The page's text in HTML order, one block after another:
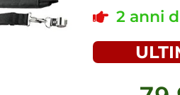
2 anni